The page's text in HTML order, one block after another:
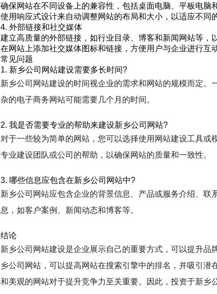
确保网站在不同设备上的兼容性，包括桌面电脑、平板电脑
使用响应式设计来自动调整网站的布局和大小，以适应不同
4. 外部链接和社交媒体
建立高质量的外部链接，如行业目录、博客和新闻网站等，
在网站上添加社交媒体图标和链接，方便用户与企业进行互
常见问题
1. 新乡公司网站建设需要多长时间?
新乡公司网站建设的时间视企业的需求和网站的规模而定
杂的电子商务网站可能需要几个月的时间。
2. 我是否需要专业的帮助来建设新乡公司网站?
对于一些较为简单的网站，您可以选择使用网站建设工具或
专业建设团队或公司的帮助，以确保网站的质量和一致性。
3. 哪些信息应包含在新乡公司网站中?
新乡公司网站应包含企业的背景信息、产品或服务介绍、
息，如客户案例、新闻动态和博客等。
结论
新乡公司网站建设是企业展示自己的重要方式，可以提升
乡公司网站，可以提高网站在搜索引擎中的排名，并吸引
和美观的网站对于提升竞争力至关重要。因此，投资于新乡